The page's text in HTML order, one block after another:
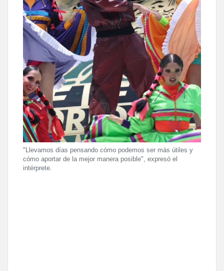
"Llevamos días pensando cómo podemos ser más útiles y
cómo aportar de la mejor manera posible", expresó el
intérprete.